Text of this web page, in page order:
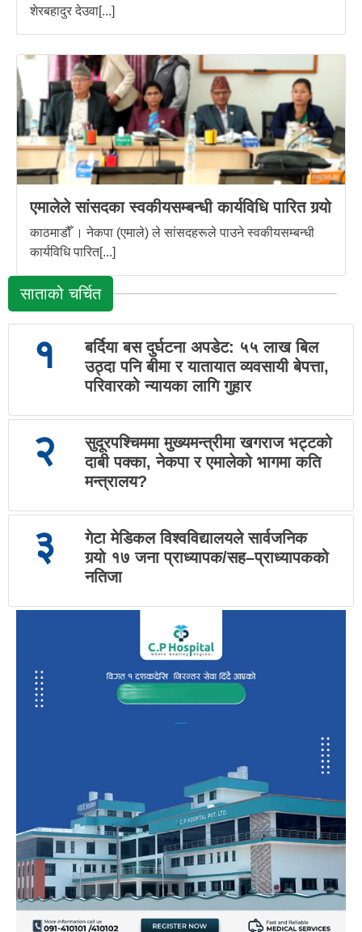
शेरबहादुर देउवा[...]
एमालेले सांसदका स्वकीयसम्बन्धी कार्यविधि पारित गर्‍यो
काठमाडौँ । नेकपा (एमाले) ले सांसदहरूले पाउने स्वकीयसम्बन्धी
कार्यविधि पारित[...]
साताको चर्चित
१
बर्दिया बस दुर्घटना अपडेट: ५५ लाख बिल
उठ्दा पनि बीमा र यातायात व्यवसायी बेपत्ता,
परिवारको न्यायका लागि गुहार
२
सुदूरपश्चिममा मुख्यमन्त्रीमा खगराज भट्टको
दाबी पक्का, नेकपा र एमालेको भागमा कति
मन्त्रालय?
३
गेटा मेडिकल विश्वविद्यालयले सार्वजनिक
गर्‍यो १७ जना प्राध्यापक/सह–प्राध्यापकको
नतिजा